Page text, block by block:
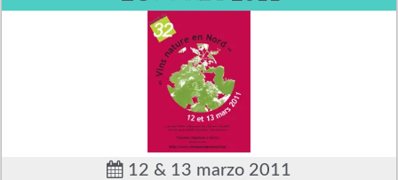
12 & 13 marzo 2011